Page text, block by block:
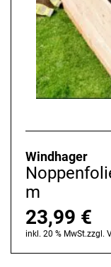
Windhager
m
23,99 €
inkl. 20 % MwSt.zzgl.